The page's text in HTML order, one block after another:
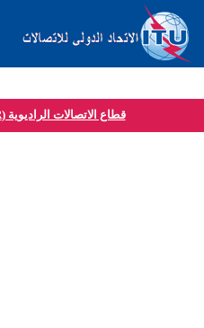
قطاع الاتصالات الراديوية (ITU-R)